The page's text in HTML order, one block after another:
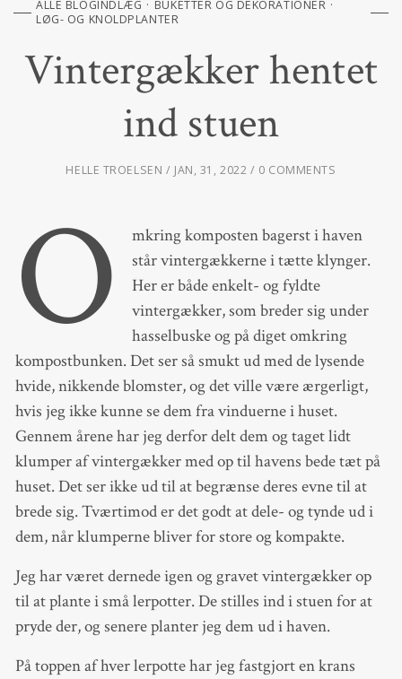
ALLE BLOGINDLÆG
BUKETTER OG DEKORATIONER
LØG- OG KNOLDPLANTER
Vintergækker hentet
ind stuen
HELLE TROELSEN JAN, 31, 2022 0 COMMENTS
O
mkring komposten bagerst i haven
står vintergækkerne i tætte klynger.
Her er både enkelt- og fyldte
vintergækker, som breder sig under
hasselbuske og på diget omkring
kompostbunken. Det ser så smukt ud med de lysende
hvide, nikkende blomster, og det ville være ærgerligt,
hvis jeg ikke kunne se dem fra vinduerne i huset.
Gennem årene har jeg derfor delt dem og taget lidt
klumper af vintergækker med op til havens bede tæt på
huset. Det ser ikke ud til at begrænse deres evne til at
brede sig. Tværtimod er det godt at dele- og tynde ud i
dem, når klumperne bliver for store og kompakte.
Jeg har været dernede igen og gravet vintergækker op
til at plante i små lerpotter. De stilles ind i stuen for at
pryde der, og senere planter jeg dem ud i haven.
På toppen af hver lerpotte har jeg fastgjort en krans